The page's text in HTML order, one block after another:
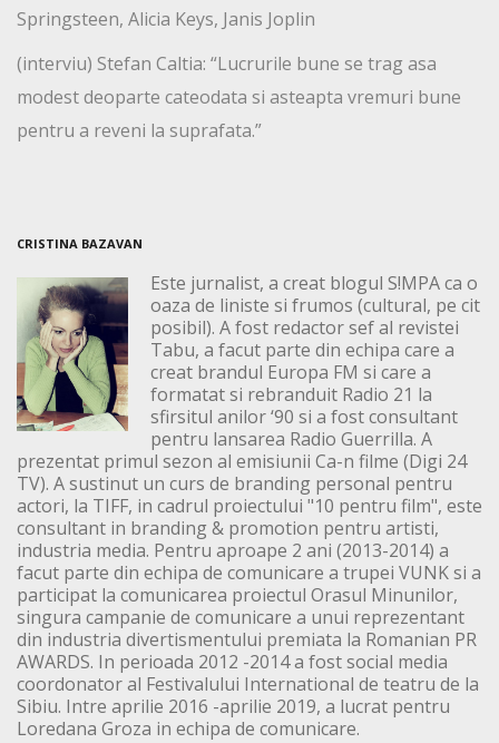
Springsteen, Alicia Keys, Janis Joplin
(interviu) Stefan Caltia: “Lucrurile bune se trag asa
modest deoparte cateodata si asteapta vremuri bune
pentru a reveni la suprafata.”
CRISTINA BAZAVAN
Este jurnalist, a creat blogul S!MPA ca o
oaza de liniste si frumos (cultural, pe cit
posibil). A fost redactor sef al revistei
Tabu, a facut parte din echipa care a
creat brandul Europa FM si care a
formatat si rebranduit Radio 21 la
sfirsitul anilor ‘90 si a fost consultant
pentru lansarea Radio Guerrilla. A
prezentat primul sezon al emisiunii Ca-n filme (Digi 24
TV). A sustinut un curs de branding personal pentru
actori, la TIFF, in cadrul proiectului "10 pentru film", este
consultant in branding & promotion pentru artisti,
industria media. Pentru aproape 2 ani (2013-2014) a
facut parte din echipa de comunicare a trupei VUNK si a
participat la comunicarea proiectul Orasul Minunilor,
singura campanie de comunicare a unui reprezentant
din industria divertismentului premiata la Romanian PR
AWARDS. In perioada 2012 -2014 a fost social media
coordonator al Festivalului International de teatru de la
Sibiu. Intre aprilie 2016 -aprilie 2019, a lucrat pentru
Loredana Groza in echipa de comunicare.